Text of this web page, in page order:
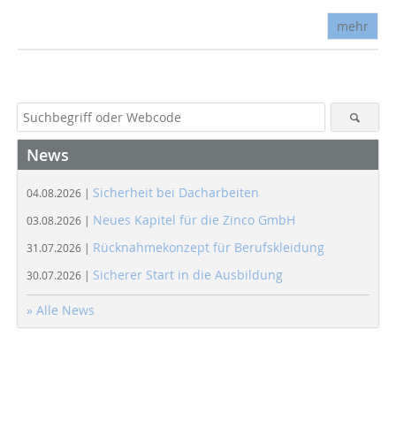
mehr
News
04.08.2026 | Sicherheit bei Dacharbeiten
03.08.2026 | Neues Kapitel für die Zinco GmbH
31.07.2026 | Rücknahmekonzept für Berufskleidung
30.07.2026 | Sicherer Start in die Ausbildung
» Alle News